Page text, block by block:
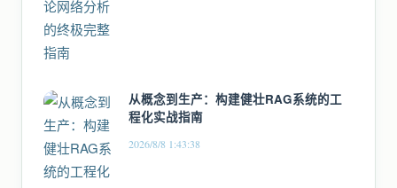
从概念到生产：构建健壮RAG系统的工
程化实战指南
2026/8/8 1:43:38